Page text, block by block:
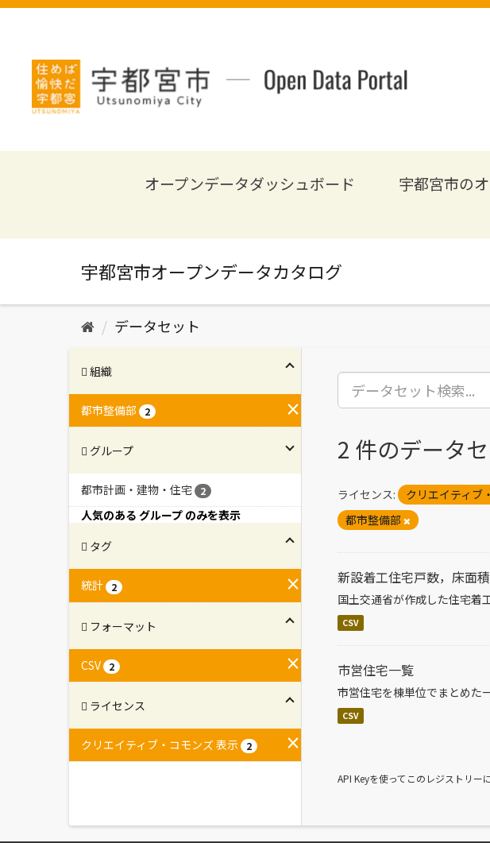
ス
オープンデータダッシュボード 宇都宮市の
データセット
組織
都市整備部 2
グループ
都市計画・建物・住宅 2
人気のある グループ のみを表示
タグ
統計 2
フォーマット
CSV 2
ライセンス
クリエイティブ・コモンズ 表示 2
2 件のデータ
ライセンス: クリエイティブ
都市整備部
新設着工住宅戸数，床面積
国土交通省が作成した住宅着
CSV
市営住宅一覧
市営住宅を棟単位でまとめた
CSV
API Keyを使ってこのレジストリー